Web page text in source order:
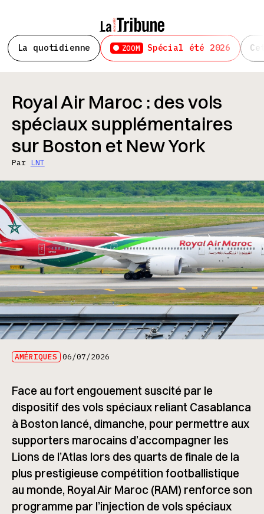
La quotidienne ZOOM Spécial été 2026
AMÉRIQUES 06/07/2026
Royal Air Maroc : des vols
spéciaux supplémentaires
sur Boston et New York
Par LNT
Face au fort engouement suscité par le
dispositif des vols spéciaux reliant Casablanca
à Boston lancé, dimanche, pour permettre aux
supporters marocains d’accompagner les
Lions de l’Atlas lors des quarts de finale de la
plus prestigieuse compétition footballistique
au monde, Royal Air Maroc (RAM) renforce son
programme par l’injection de vols spéciaux